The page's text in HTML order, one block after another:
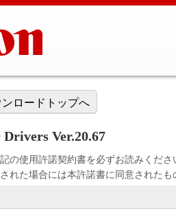
ロードトップへ
Ver.20.67
の使用許諾契約書を必ずお読みくださ
れた場合には本許諾書に同意された